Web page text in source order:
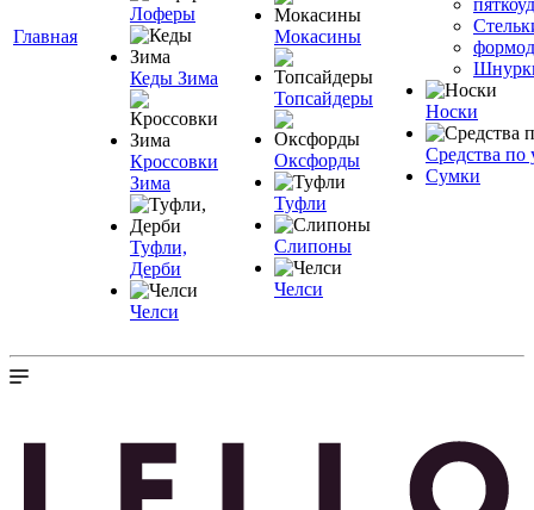
Главная
Лоферы
Кеды Зима
Кроссовки
Зима
Туфли,
Дерби
Челси
Мокасины
Топсайдеры
Оксфорды
Туфли
Слипоны
Челси
Носки
Средства по
Сумки